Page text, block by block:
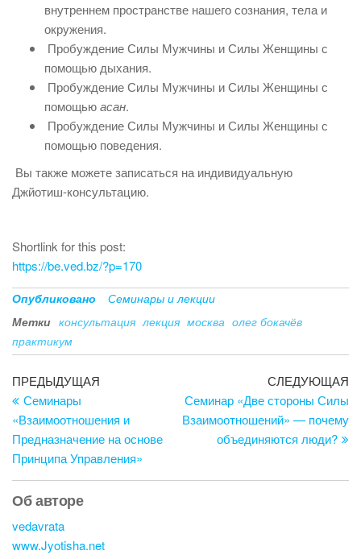
внутреннем пространстве нашего сознания, тела и
окружения.
Пробуждение Силы Мужчины и Силы Женщины с
помощью дыхания.
Пробуждение Силы Мужчины и Силы Женщины с
помощьюасан.
Пробуждение Силы Мужчины и Силы Женщины с
помощью поведения.
Вы также можете записаться на индивидуальную
Джйотиш-консультацию.
Shortlink for this post:
https://be.ved.bz/?p=170
Опубликовано
Семинары и лекции
Метки консультация лекция москва олег бокачёв
практикум
Навигация
по
записям
Предыдущая
запись
ПРЕДЫДУЩАЯ
Семинары
«Взаимоотношения и
Предназначение на основе
Принципа Управления»
СЛЕДУЮЩАЯ
Семинар «Две стороны Силы
Взаимоотношений» — почему
объединяются люди?
Об авторе
vedavrata
www.Jyotisha.net